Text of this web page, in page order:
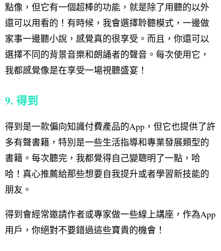
點像，但它有一個超棒的功能，就是除了用聽的以外
還可以用看的！有時候，我會選擇聆聽模式，一邊做
家事一邊聽小說，感覺真的很享受。而且，你還可以
選擇不同的背景音樂和朗誦者的聲音。每次使用它，
我都感覺像是在享受一場視聽盛宴！
9. 得到
得到是一款偏向知識付費產品的App，但它也提供了許
多有聲書籍，特別是一些生活指導和專業發展類型的
書籍。每次聽完，我都覺得自己變聰明了一點，哈
哈！真心推薦給那些想要自我提升或者學習新技能的
朋友。
得到會經常邀請作者或專家做一些線上講座，作為App
用戶，你絕對不要錯過這些寶貴的機會！